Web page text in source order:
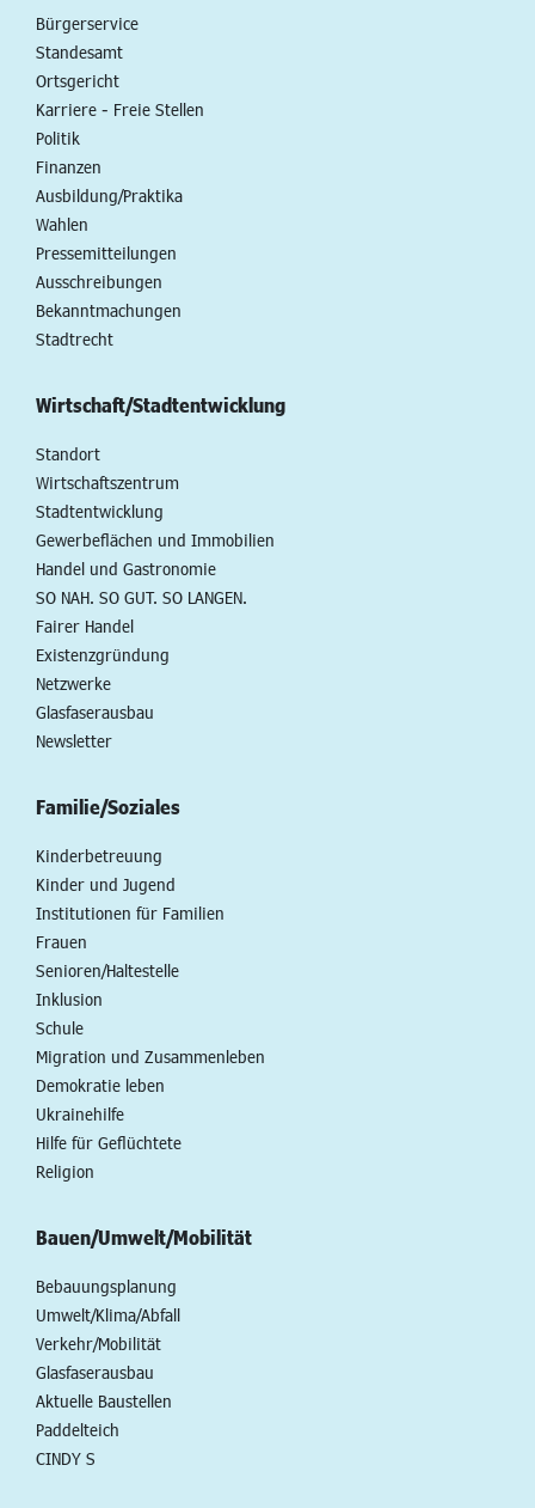
Bürgerservice
Standesamt
Ortsgericht
Karriere - Freie Stellen
Politik
Finanzen
Ausbildung/Praktika
Wahlen
Pressemitteilungen
Ausschreibungen
Bekanntmachungen
Stadtrecht
Wirtschaft/Stadtentwicklung
Standort
Wirtschaftszentrum
Stadtentwicklung
Gewerbeflächen und Immobilien
Handel und Gastronomie
SO NAH. SO GUT. SO LANGEN.
Fairer Handel
Existenzgründung
Netzwerke
Glasfaserausbau
Newsletter
Familie/Soziales
Kinderbetreuung
Kinder und Jugend
Institutionen für Familien
Frauen
Senioren/Haltestelle
Inklusion
Schule
Migration und Zusammenleben
Demokratie leben
Ukrainehilfe
Hilfe für Geflüchtete
Religion
Bauen/Umwelt/Mobilität
Bebauungsplanung
Umwelt/Klima/Abfall
Verkehr/Mobilität
Glasfaserausbau
Aktuelle Baustellen
Paddelteich
CINDY S